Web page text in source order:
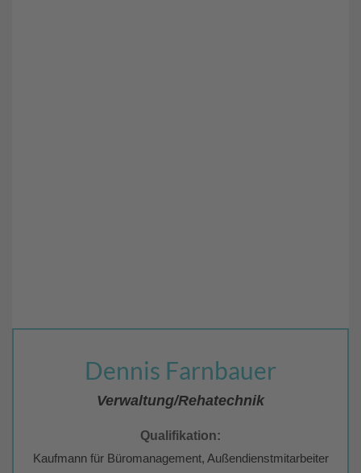
Dennis Farnbauer
Verwaltung/Rehatechnik
Qualifikation:
Kaufmann für Büromanagement, Außendienstmitarbeiter